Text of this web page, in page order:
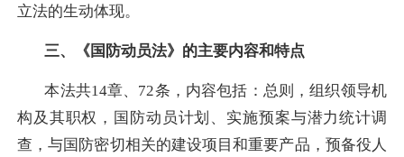
立法的生动体现。
三、《国防动员法》的主要内容和特点
本法共14章、72条，内容包括：总则，组织领导机
构及其职权，国防动员计划、实施预案与潜力统计调
查，与国防密切相关的建设项目和重要产品，预备役人